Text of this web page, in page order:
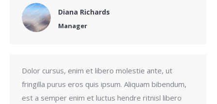
Diana Richards
Manager
Dolor cursus, enim et libero molestie ante, ut
fringilla purus eros quis ipsum. Aliquam bibendum,
est a semper enim et luctus hendre ritnisl libero